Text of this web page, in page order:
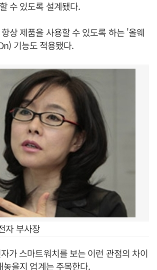
수 있도록 설계됐다.
상 제품을 사용할 수 있도록 하는 '올웨
기능도 적용됐다.
자 부사장
가 스마트워치를 보는 이런 관점의 차이
놓을지 업계는 주목한다.